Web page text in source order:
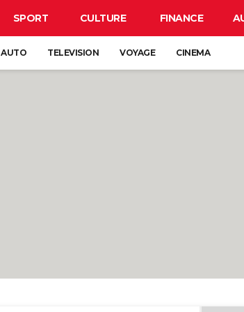
SPORT CULTURE FINANCE
AUTO TELEVISION VOYAGE CINEMA